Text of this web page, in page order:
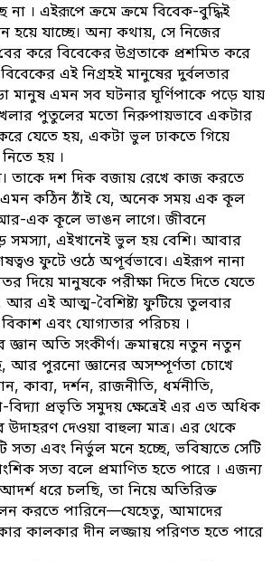
না । এইরূপে ক্রমে ক্রমে বিবেক-বুদ্ধিই
হয়ে যাচ্ছে। অন্য কথায়, সে নিজের
করে বিবেকের উগ্রতাকে প্রশমিত করে
বিবেকের এই নিগ্রহই মানুষের দুর্বলতার
মানুষ এমন সব ঘটনার ঘূর্ণিপাকে পড়ে যায়
পুতুলের মতো নিরুপায়ভাবে একটার
যেতে হয়, একটা ভুল ঢাকতে গিয়ে
হয় ।
তাকে দশ দিক বজায় রেখে কাজ করতে
কঠিন ঠাঁই যে, অনেক সময় এক কূল
এক কূলে ভাঙন লাগে। জীবনে
এইখানেই ভুল হয় বেশি। আবার
ফুটে ওঠে অপূর্বভাবে। এইরূপ নানা
দিয়ে মানুষকে পরীক্ষা দিতে দিতে যেতে
আর এই আত্ম-বৈশিষ্ট্য ফুটিয়ে তুলবার
বিকাশ এবং যোগ্যতার পরিচয় ।
জ্ঞান অতি সংকীর্ণ। ক্রমান্বয়ে নতুন নতুন
আর পুরনো জ্ঞানের অসম্পূর্ণতা চোখে
কাব্য, দর্শন, রাজনীতি, ধর্মনীতি,
বিদ্যা প্রভৃতি সমুদয় ক্ষেত্রেই এর এত অধিক
উদাহরণ দেওয়া বাহুল্য মাত্র। এর থেকে
এবং নির্ভুল মনে হচ্ছে, ভবিষ্যতে সেটি
সত্য বলে প্রমাণিত হতে পারে । এজন্য
ধরে চলছি, তা নিয়ে অতিরিক্ত
করতে পারিনে—যেহেতু, আমাদের
কালকার দীন লজ্জায় পরিণত হতে পারে